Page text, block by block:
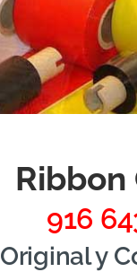
Ribbon
916
Original y